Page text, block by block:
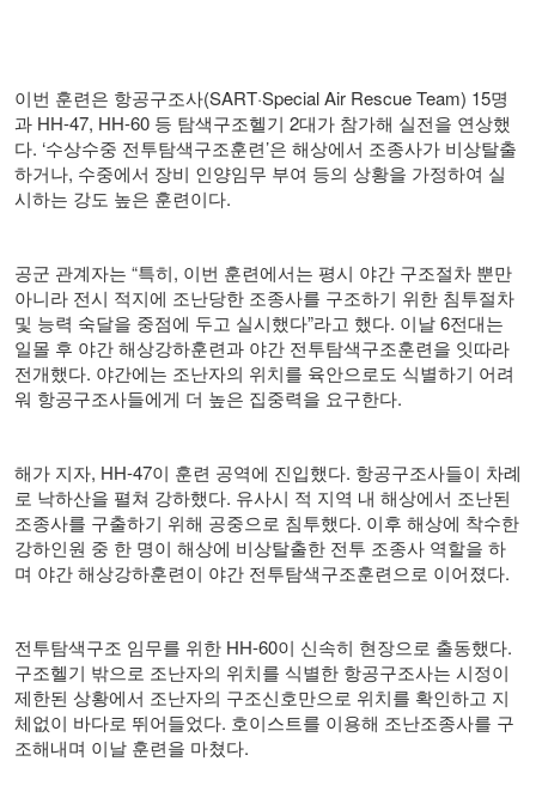
이번 훈련은 항공구조사(SART·Special Air Rescue Team) 15명
과 HH-47, HH-60 등 탐색구조헬기 2대가 참가해 실전을 연상했
다. ‘수상수중 전투탐색구조훈련’은 해상에서 조종사가 비상탈출
하거나, 수중에서 장비 인양임무 부여 등의 상황을 가정하여 실
시하는 강도 높은 훈련이다.
공군 관계자는 “특히, 이번 훈련에서는 평시 야간 구조절차 뿐만
아니라 전시 적지에 조난당한 조종사를 구조하기 위한 침투절차
및 능력 숙달을 중점에 두고 실시했다”라고 했다. 이날6전대는
일몰 후 야간 해상강하훈련과 야간 전투탐색구조훈련을 잇따라
전개했다. 야간에는 조난자의 위치를 육안으로도 식별하기 어려
워 항공구조사들에게 더 높은 집중력을 요구한다.
해가 지자, HH-47이 훈련 공역에 진입했다. 항공구조사들이 차례
로 낙하산을 펼쳐 강하했다. 유사시 적 지역 내 해상에서 조난된
조종사를 구출하기 위해 공중으로 침투했다. 이후 해상에 착수한
강하인원 중 한 명이 해상에 비상탈출한 전투 조종사 역할을 하
며 야간 해상강하훈련이 야간 전투탐색구조훈련으로 이어졌다.
전투탐색구조 임무를 위한 HH-60이 신속히 현장으로 출동했다.
구조헬기 밖으로 조난자의 위치를 식별한 항공구조사는 시정이
제한된 상황에서 조난자의 구조신호만으로 위치를 확인하고 지
체없이 바다로 뛰어들었다. 호이스트를 이용해 조난조종사를 구
조해내며 이날 훈련을 마쳤다.